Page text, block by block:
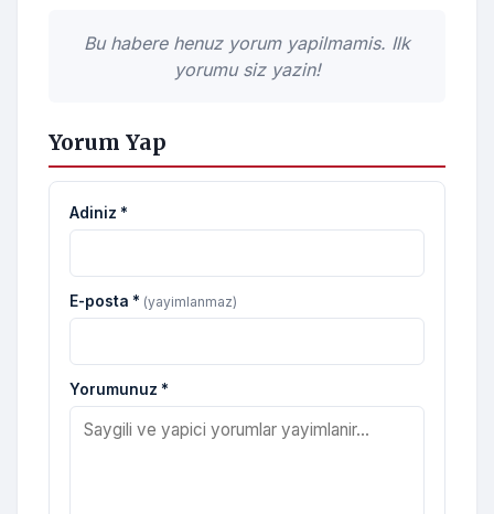
Bu habere henuz yorum yapilmamis. Ilk
yorumu siz yazin!
Yorum Yap
Adiniz *
E-posta * (yayimlanmaz)
Yorumunuz *